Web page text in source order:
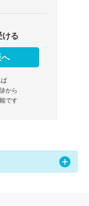
る
から
です